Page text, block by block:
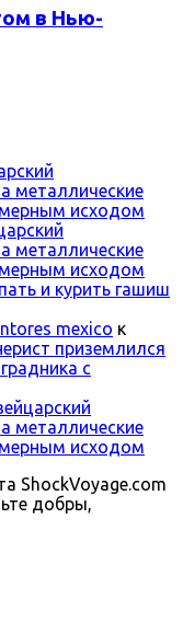
в Нью-
металлические
исходом
металлические
исходом
и курить гашиш
mexico к
приземлился
с
металлические
исходом
ShockVoyage.com
добры,